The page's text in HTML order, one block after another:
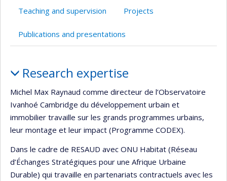
Teaching and supervision Projects
Publications and presentations
Research expertise
Michel Max Raynaud comme directeur de l’Observatoire
Ivanhoé Cambridge du développement urbain et
immobilier travaille sur les grands programmes urbains,
leur montage et leur impact (Programme CODEX).
Dans le cadre de RESAUD avec ONU Habitat (Réseau
d’Échanges Stratégiques pour une Afrique Urbaine
Durable) qui travaille en partenariats contractuels avec les